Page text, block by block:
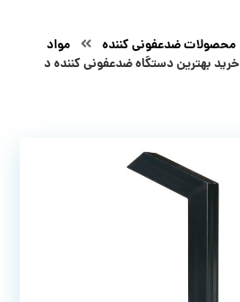
محصولات ضدعفونی کننده
مواد
خرید بهترین دستگاه ضدعفونی کننده د